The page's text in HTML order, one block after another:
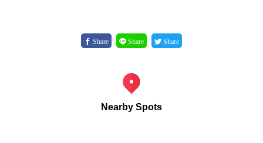
Share Share Share
Nearby Spots